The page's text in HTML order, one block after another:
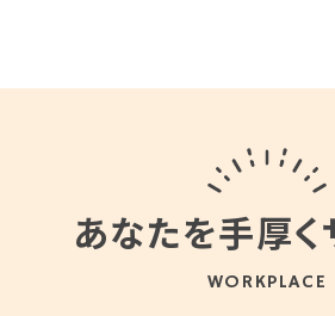
あなたを手厚く
WORKPLACE